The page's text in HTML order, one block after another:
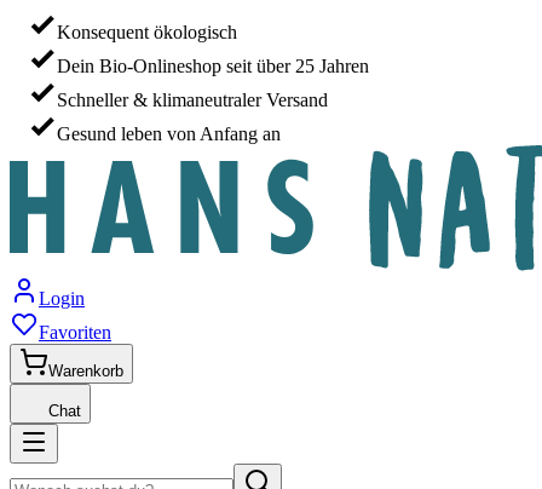
Konsequent ökologisch
Dein Bio-Onlineshop seit über 25 Jahren
Schneller & klimaneutraler Versand
Gesund leben von Anfang an
Login
Favoriten
Warenkorb
Chat